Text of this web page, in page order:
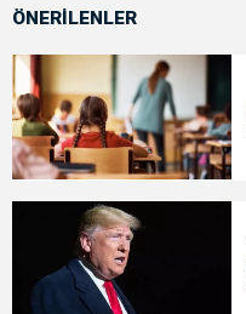
ÖNERİLENLER